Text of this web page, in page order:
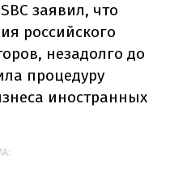
заявил, что
российского
незадолго до
процедуру
иностранных